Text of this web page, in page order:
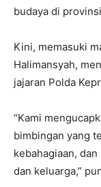
budaya di
Kini, memasuki
Halimansyah,
jajaran Polda
“Kami
bimbingan yang
kebahagiaan,
dan keluarga,”